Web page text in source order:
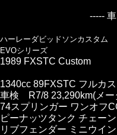
-----
ハーレーダビッドソンカスタム
EVOシリーズ
1989 FXSTC Custom
1340cc 89FXSTC フルカ
車検 R7/8 23,290km(メー
74スプリンガー ワンオフ
ピーナッツタンク チェー
リブフェンダー ミニウイ